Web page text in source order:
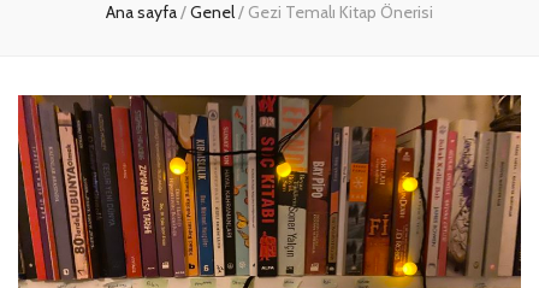
Ana sayfa/Genel/ Gezi Temalı Kitap Önerisi